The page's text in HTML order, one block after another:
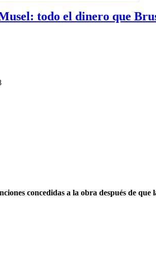
todo el dinero que
concedidas a la obra después de